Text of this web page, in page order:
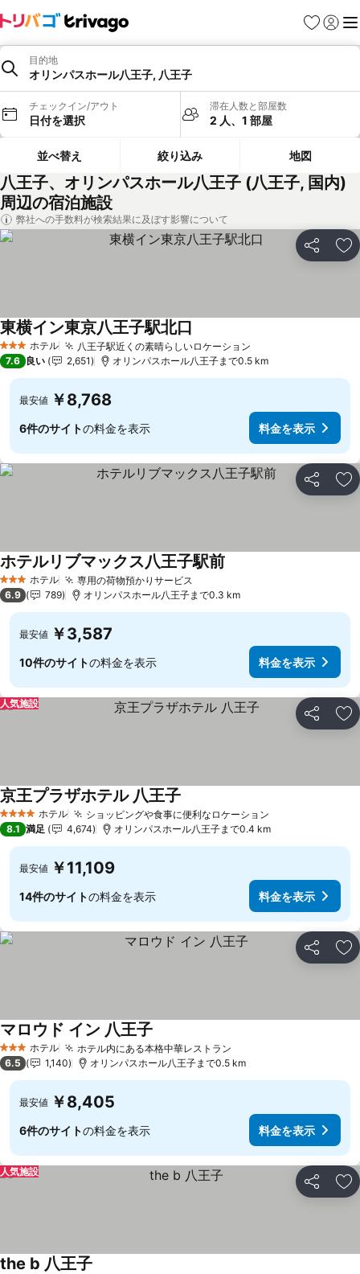
お気に入り
ログイ
メ
目的地
オリンパスホール八王子, 八王子
チェックイン/アウト
日付を選択
滞在人数と部屋数
2 人、1 部屋
並べ替え 絞り込み 地図
八王子、オリンパスホール八王子 (八王子, 国内)
周辺の宿泊施設
弊社への手数料が検索結果に及ぼす影響について
シェア お
3 ホテルのランク
ホテル 八王子駅近くの素晴らしいロケーション
東横イン東京八王子駅北口
7.6 良い 2,651 オリンパスホール八王子まで0.5 km
最安値 ￥8,768
6件のサイトの料金を表示 料金を表示
シェア お
3 ホテルのランク
ホテル 専用の荷物預かりサービス
ホテルリブマックス八王子駅前
6.9 789 オリンパスホール八王子まで0.3 km
最安値 ￥3,587
10件のサイトの料金を表示 料金を表示
シェア お
人気施設
4 ホテルのランク
ホテル ショッピングや食事に便利なロケーション
京王プラザホテル 八王子
8.1 満足 4,674 オリンパスホール八王子まで0.4 km
最安値 ￥11,109
14件のサイトの料金を表示 料金を表示
シェア お
3 ホテルのランク
ホテル ホテル内にある本格中華レストラン
マロウド イン 八王子
6.5 1,140 オリンパスホール八王子まで0.5 km
最安値 ￥8,405
6件のサイトの料金を表示 料金を表示
シェア お
人気施設
the b 八王子